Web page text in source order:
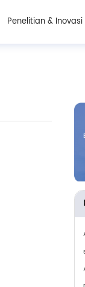
Penelitian & Inovasi